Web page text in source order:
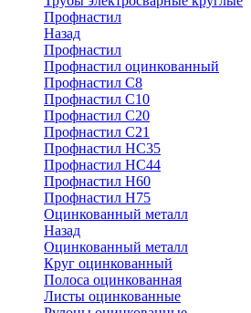
Профнастил
Назад
Профнастил
Профнастил оцинкованный
Профнастил С8
Профнастил С10
Профнастил С20
Профнастил С21
Профнастил НС35
Профнастил НС44
Профнастил Н60
Профнастил Н75
Оцинкованный металл
Назад
Оцинкованный металл
Круг оцинкованный
Полоса оцинкованная
Листы оцинкованные